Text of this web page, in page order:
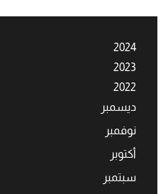
2024
2023
2022
ديسمبر
نوفمبر
أكتوبر
سبتمبر